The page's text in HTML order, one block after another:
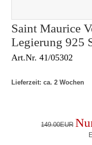
Saint Maurice
Legierung 925
Art.Nr. 41/05302
Lieferzeit: ca. 2 Wochen
149.00EUR